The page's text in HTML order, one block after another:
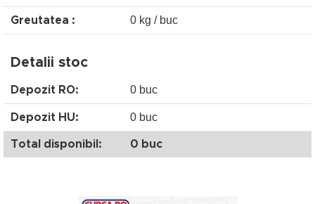
Greutatea : 0 kg / buc
Detalii stoc
Depozit RO: 0 buc
Depozit HU: 0 buc
Total disponibil: 0 buc